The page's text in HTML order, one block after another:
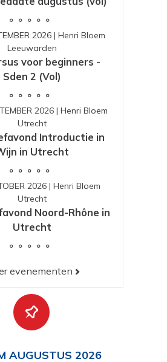
2026 | Henri Bloem
Leeuwarden
voor beginners -
Sden 2 (Vol)
2026 | Henri Bloem
Utrecht
Introductie in
in Utrecht
2026 | Henri Bloem
Utrecht
Noord-Rhône in
Utrecht
evenementen
AUGUSTUS 2026